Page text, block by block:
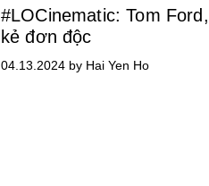
#LOCinematic: Tom Ford,
kẻ đơn độc
04.13.2024 by Hai Yen Ho